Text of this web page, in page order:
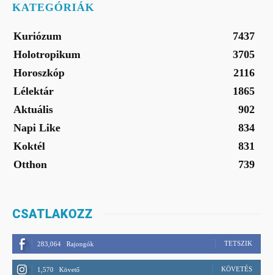
KATEGÓRIÁK
Kuriózum
7437
Holotropikum
3705
Horoszkóp
2116
Lélektár
1865
Aktuális
902
Napi Like
834
Koktél
831
Otthon
739
CSATLAKOZZ
283,064 Rajongók TETSZIK
1,570 Követő KÖVETÉS